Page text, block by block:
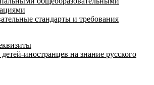
стандарты и требования
иностранцев на знание русского